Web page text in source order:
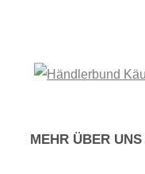
MEHR ÜBER UNS